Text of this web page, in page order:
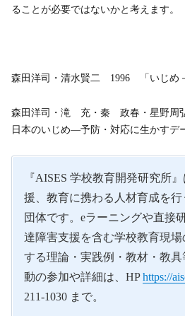
ることが必要ではないかと考えます。
森田洋司・清水賢二 1996 「いじめ
森田洋司・滝 充・秦 政春・星野周
日本のいじめ―予防・対応に生かす
『AISES 学校教育開発研究所
援、教育に携わる人材育成を
団体です。eラーニングや直接
達障害支援を含む学校教育現
する理論・実践例・教材・教
動の参加や詳細は、HPhttps://
211-1030 まで。